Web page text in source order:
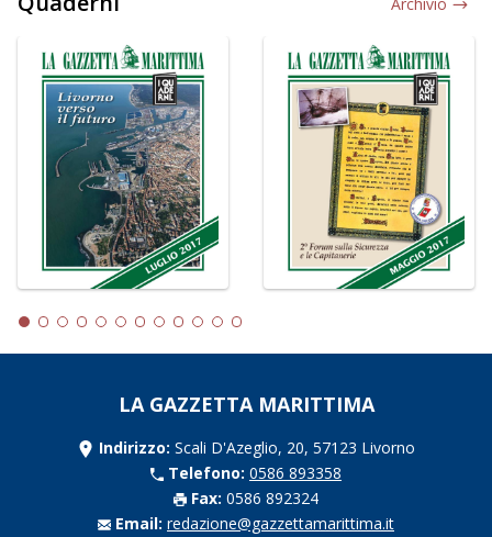
LA GAZZETTA MARITTIMA
Indirizzo: Scali D'Azeglio, 20, 57123 Livorno
Telefono: 0586 893358
Fax: 0586 892324
Email: redazione@gazzettamarittima.it